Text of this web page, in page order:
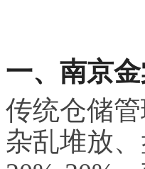
一、南京
传统仓储
杂乱堆放